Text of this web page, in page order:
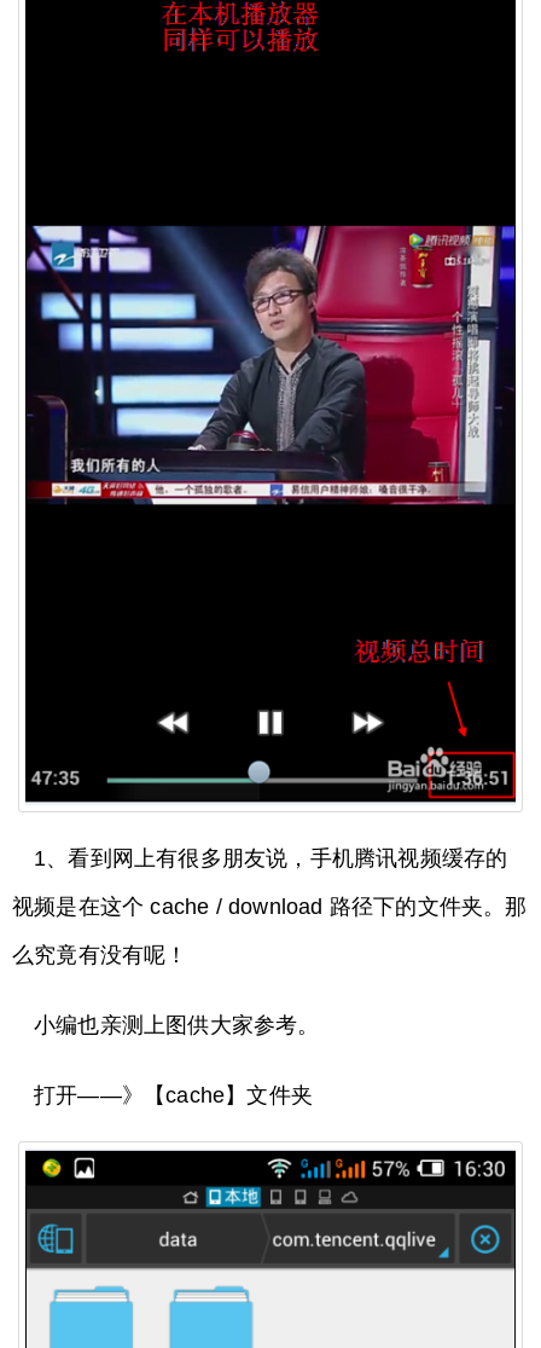
1、看到网上有很多朋友说，手机腾讯视频缓存的
视频是在这个 cache / download 路径下的文件夹。那
么究竟有没有呢！
小编也亲测上图供大家参考。
打开——》【cache】文件夹